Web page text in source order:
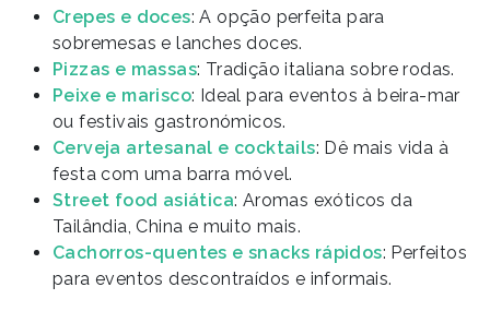
Crepes e doces: A opção perfeita para
sobremesas e lanches doces.
Pizzas e massas: Tradição italiana sobre rodas.
Peixe e marisco: Ideal para eventos à beira-mar
ou festivais gastronómicos.
Cerveja artesanal e cocktails: Dê mais vida à
festa com uma barra móvel.
Street food asiática: Aromas exóticos da
Tailândia, China e muito mais.
Cachorros-quentes e snacks rápidos: Perfeitos
para eventos descontraídos e informais.